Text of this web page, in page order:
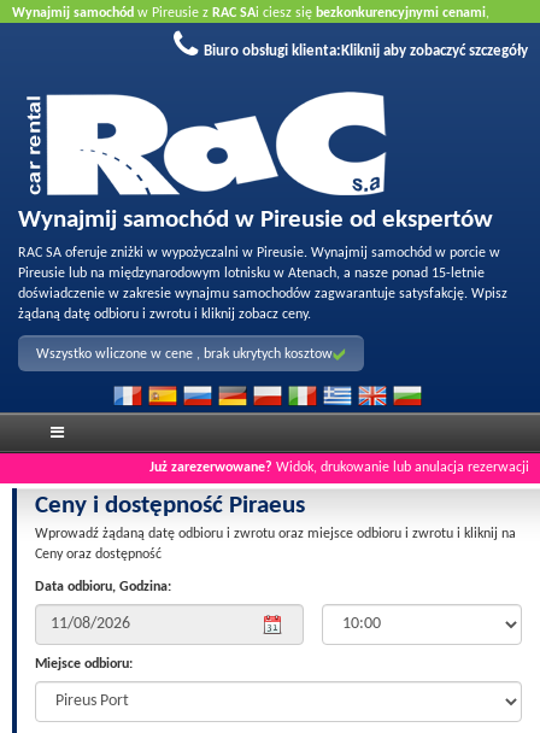
Wynajmij samochód w Pireusie z RAC SAi ciesz się bezkonkurencyjnymi cenami,
oraz
Nie wymagana karta kredytowa.
Biuro obsługi klienta: Kliknij aby zobaczyć szczegóły
Wynajmij samochód w Pireusie od ekspertów
RAC SA oferuje zniżki w wypożyczalni w Pireusie. Wynajmij samochód w porcie w
Pireusie lub na międzynarodowym lotnisku w Atenach, a nasze ponad 15-letnie
doświadczenie w zakresie wynajmu samochodów zagwarantuje satysfakcję. Wpisz
żądaną datę odbioru i zwrotu i kliknij zobacz ceny.
Wszystko wliczone w cene , brak ukrytych kosztow
Już zarezerwowane? Widok, drukowanie lub anulacja rezerwacji
Ceny i dostępność Piraeus
Wprowadź żądaną datę odbioru i zwrotu oraz miejsce odbioru i zwrotu i kliknij na
Ceny oraz dostępność
Data odbioru, Godzina:
Miejsce odbioru: